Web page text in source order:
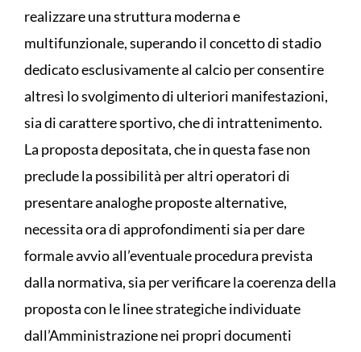
realizzare una struttura moderna e
multifunzionale, superando il concetto di stadio
dedicato esclusivamente al calcio per consentire
altresì lo svolgimento di ulteriori manifestazioni,
sia di carattere sportivo, che di intrattenimento.
La proposta depositata, che in questa fase non
preclude la possibilità per altri operatori di
presentare analoghe proposte alternative,
necessita ora di approfondimenti sia per dare
formale avvio all’eventuale procedura prevista
dalla normativa, sia per verificare la coerenza della
proposta con le linee strategiche individuate
dall’Amministrazione nei propri documenti